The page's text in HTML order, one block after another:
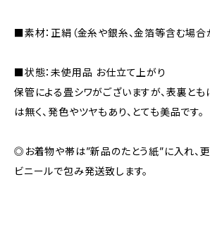
■素材：正絹（金糸や銀糸、金箔等含む場合
■状態：未使用品 お仕立て上がり
保管による畳シワがございますが、表裏と
は無く、発色やツヤもあり、とても美品です。
◎お着物や帯は”新品のたとう紙”に入れ、
ビニールで包み発送致します。